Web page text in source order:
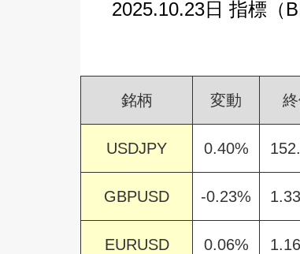
2025.10.23日 指標（
銘柄 変動
USDJPY 0.40%
GBPUSD -0.23%
EURUSD 0.06%